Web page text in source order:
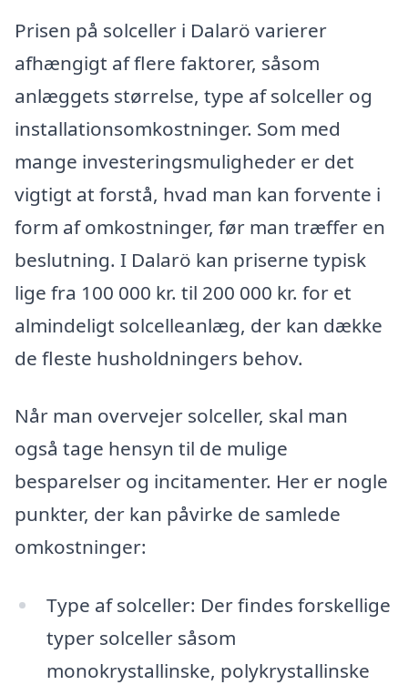
Prisen på solceller i Dalarö varierer
afhængigt af flere faktorer, såsom
anlæggets størrelse, type af solceller og
installationsomkostninger. Som med
mange investeringsmuligheder er det
vigtigt at forstå, hvad man kan forvente i
form af omkostninger, før man træffer en
beslutning. I Dalarö kan priserne typisk
lige fra 100 000 kr. til 200 000 kr. for et
almindeligt solcelleanlæg, der kan dække
de fleste husholdningers behov.
Når man overvejer solceller, skal man
også tage hensyn til de mulige
besparelser og incitamenter. Her er nogle
punkter, der kan påvirke de samlede
omkostninger:
Type af solceller: Der findes forskellige
typer solceller såsom
monokrystallinske, polykrystallinske